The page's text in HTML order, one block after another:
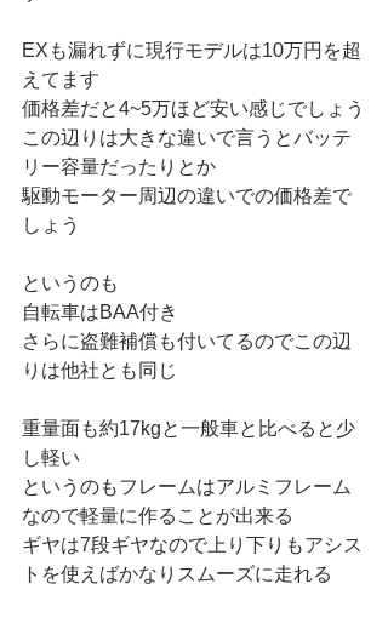
EXも漏れずに現行モデルは10万円を超
えてます
価格差だと4~5万ほど安い感じでしょう
この辺りは大きな違いで言うとバッテ
リー容量だったりとか
駆動モーター周辺の違いでの価格差で
しょう
というのも
自転車はBAA付き
さらに盗難補償も付いてるのでこの辺
りは他社とも同じ
重量面も約17kgと一般車と比べると少
し軽い
というのもフレームはアルミフレーム
なので軽量に作ることが出来る
ギヤは7段ギヤなので上り下りもアシス
トを使えばかなりスムーズに走れる